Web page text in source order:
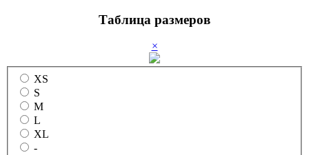
Таблица размеров
×
XS
S
M
L
XL
-